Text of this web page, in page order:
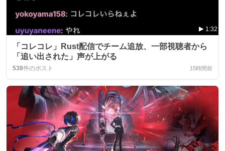
1:32
「コレコレ」Rust配信でチーム追放、一部視聴者から
「追い出された」声が上がる
538件のポスト 15時間前